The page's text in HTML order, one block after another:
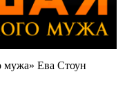
мужа» Ева Стоун